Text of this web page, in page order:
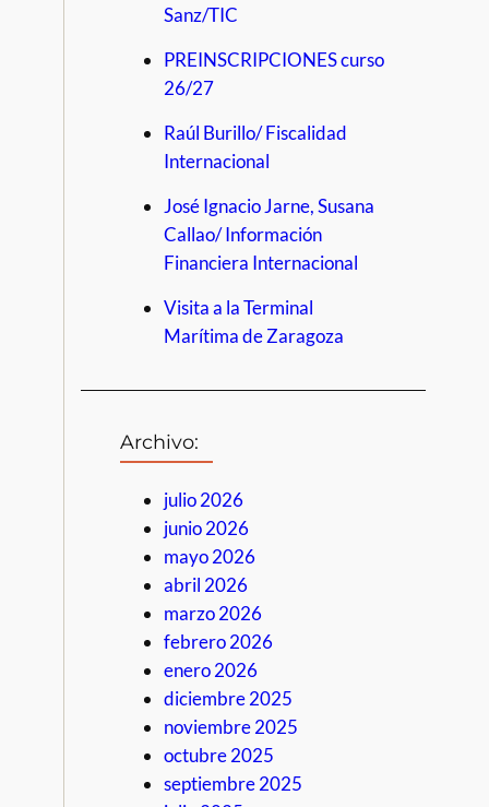
Sanz/TIC
PREINSCRIPCIONES curso
26/27
Raúl Burillo/ Fiscalidad
Internacional
José Ignacio Jarne, Susana
Callao/ Información
Financiera Internacional
Visita a la Terminal
Marítima de Zaragoza
Archivo:
julio 2026
junio 2026
mayo 2026
abril 2026
marzo 2026
febrero 2026
enero 2026
diciembre 2025
noviembre 2025
octubre 2025
septiembre 2025